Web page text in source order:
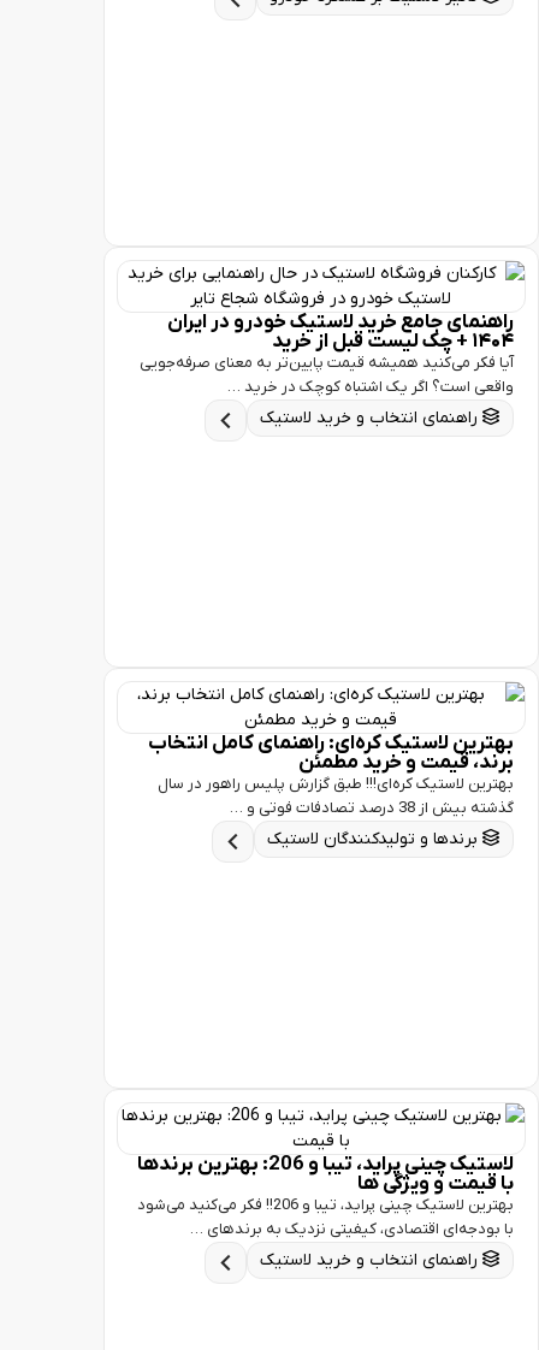
جامع خرید لاستیک خودرو در ایران
می‌کنید همیشه قیمت پایین‌تر به معنای صرفه‌جویی
است؟ اگر یک اشتباه کوچک در خرید …
راهنمای انتخاب و خرید لاستیک
لاستیک کره‌ای: راهنمای کامل انتخاب
قیمت و خرید مطمئن
لاستیک کره‌ای!!! طبق گزارش پلیس راهور در سال
درصد تصادفات فوتی و …
برندها و تولیدکنندگان لاستیک
لاستیک چینی پراید، تیبا و 206: بهترین برندها
و ویژگی ها
بهترین لاستیک چینی پراید، تیبا و 206!! فکر می‌کنید می‌شود
اقتصادی، کیفیتی نزدیک به برندهای …
راهنمای انتخاب و خرید لاستیک